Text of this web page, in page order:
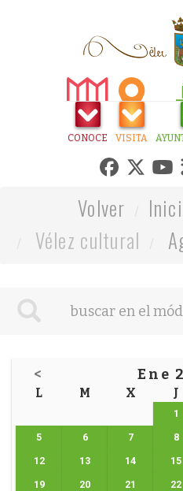
CONOCE VISITA
Volver
Vélez cultural
< Ene
L M X J
1
5 6 7 8
12 13 14 15
19 20 21 22